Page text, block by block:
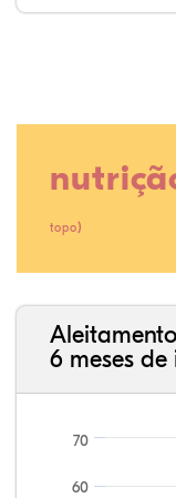
topo)
6 meses
60
70
2,33%
0,00%
0,39%
1,56%
3,62%
0,11%
2,54%
5,72%